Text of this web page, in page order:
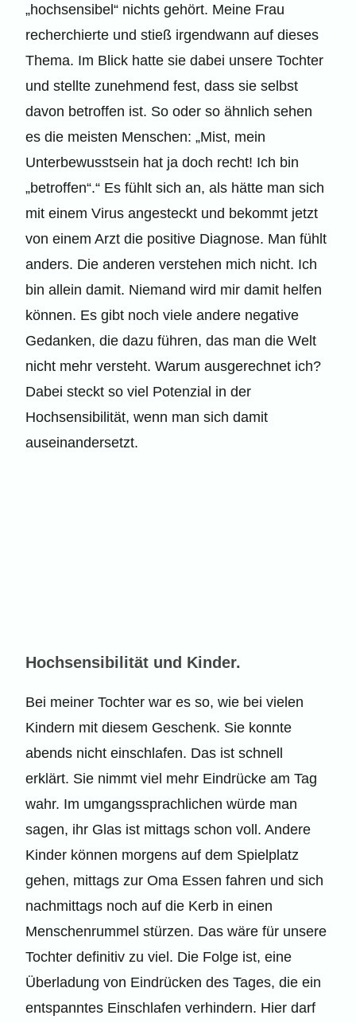
„hochsensibel“ nichts gehört. Meine Frau
recherchierte und stieß irgendwann auf dieses
Thema. Im Blick hatte sie dabei unsere Tochter
und stellte zunehmend fest, dass sie selbst
davon betroffen ist. So oder so ähnlich sehen
es die meisten Menschen: „Mist, mein
Unterbewusstsein hat ja doch recht! Ich bin
„betroffen“.“ Es fühlt sich an, als hätte man sich
mit einem Virus angesteckt und bekommt jetzt
von einem Arzt die positive Diagnose. Man fühlt
anders. Die anderen verstehen mich nicht. Ich
bin allein damit. Niemand wird mir damit helfen
können. Es gibt noch viele andere negative
Gedanken, die dazu führen, das man die Welt
nicht mehr versteht. Warum ausgerechnet ich?
Dabei steckt so viel Potenzial in der
Hochsensibilität, wenn man sich damit
auseinandersetzt.
Hochsensibilität und Kinder.
Bei meiner Tochter war es so, wie bei vielen
Kindern mit diesem Geschenk. Sie konnte
abends nicht einschlafen. Das ist schnell
erklärt. Sie nimmt viel mehr Eindrücke am Tag
wahr. Im umgangssprachlichen würde man
sagen, ihr Glas ist mittags schon voll. Andere
Kinder können morgens auf dem Spielplatz
gehen, mittags zur Oma Essen fahren und sich
nachmittags noch auf die Kerb in einen
Menschenrummel stürzen. Das wäre für unsere
Tochter definitiv zu viel. Die Folge ist, eine
Überladung von Eindrücken des Tages, die ein
entspanntes Einschlafen verhindern. Hier darf